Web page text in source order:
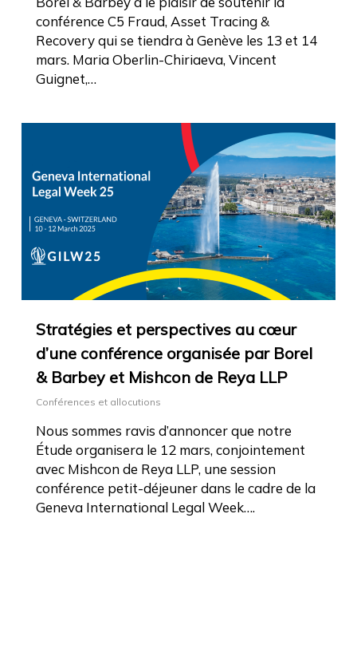
conférence C5 Fraud, Asset Tracing &
Recovery qui se tiendra à Genève les 13 et 14
mars. Maria Oberlin-Chiriaeva, Vincent
Guignet,…
Stratégies et perspectives au cœur
d’une conférence organisée par Borel
& Barbey et Mishcon de Reya LLP
Conférences et allocutions
Nous sommes ravis d’annoncer que notre
Étude organisera le 12 mars, conjointement
avec Mishcon de Reya LLP, une session
conférence petit-déjeuner dans le cadre de la
Geneva International Legal Week….